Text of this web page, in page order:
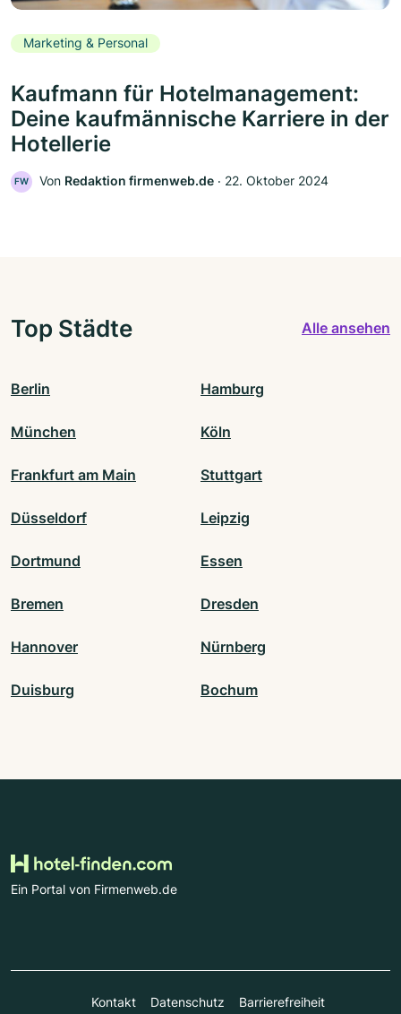
Marketing & Personal
Kaufmann für Hotelmanagement:
Deine kaufmännische Karriere in der
Hotellerie
FW Von Redaktion firmenweb.de ‧ 22. Oktober 2024
Top Städte Alle ansehen
Berlin Hamburg
München Köln
Frankfurt am Main Stuttgart
Düsseldorf Leipzig
Dortmund Essen
Bremen Dresden
Hannover Nürnberg
Duisburg Bochum
Ein Portal von Firmenweb.de
Kontakt Datenschutz Barrierefreiheit